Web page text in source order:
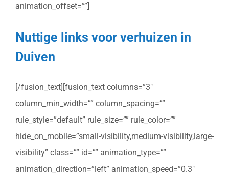
animation_offset=””]
Nuttige links voor verhuizen in
Duiven
[/fusion_text][fusion_text columns=”3″
column_min_width=”” column_spacing=””
rule_style=”default” rule_size=”” rule_color=””
hide_on_mobile=”small-visibility,medium-visibility,large-
visibility” class=”” id=”” animation_type=””
animation_direction=”left” animation_speed=”0.3″